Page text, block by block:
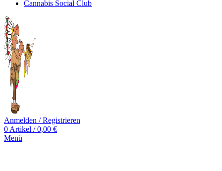
Cannabis Social Club
Anmelden / Registrieren
0 Artikel / 0,00 €
Menü